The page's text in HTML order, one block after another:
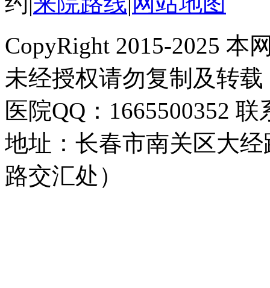
CopyRight 2015-2025 本
未经授权请勿复制及转载
医院QQ：1665500352
地址：长春市南关区大
路交汇处）